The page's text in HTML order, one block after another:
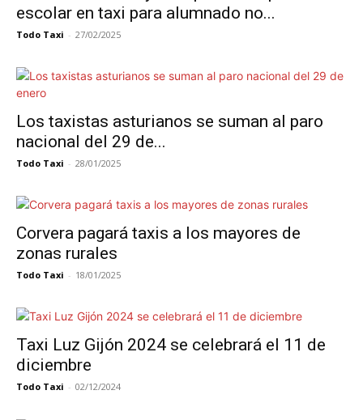
escolar en taxi para alumnado no...
Todo Taxi - 27/02/2025
Los taxistas asturianos se suman al paro
nacional del 29 de...
Todo Taxi - 28/01/2025
Corvera pagará taxis a los mayores de
zonas rurales
Todo Taxi - 18/01/2025
Taxi Luz Gijón 2024 se celebrará el 11 de
diciembre
Todo Taxi - 02/12/2024